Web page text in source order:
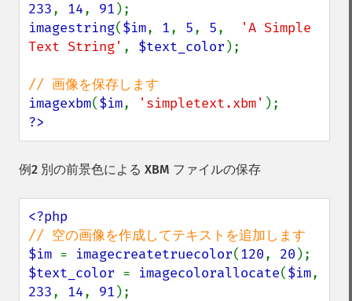
233, 14, 91
imagestring($im, 1, 5, 5,
'A Simple
Text String' , $text_color );
imagexbm($im, 'simpletext.xbm'
?>
例2 別の前景色による XBM ファイルの保存
$im = imagecreatetruecolor(120, 20
$text_color = imagecolorallocate($im
233, 14, 91